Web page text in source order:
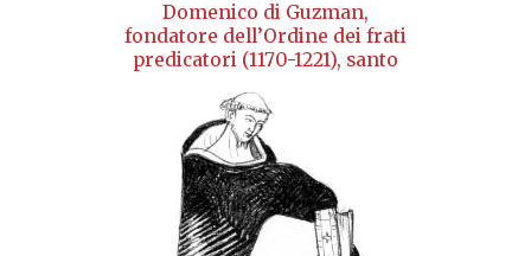
Domenico di Guzman,
fondatore dell’Ordine dei frati
predicatori (1170-1221), santo